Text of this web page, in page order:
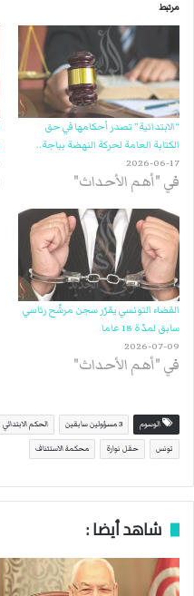
مرتبط
“الابتدائية” تصدر أحكامها في حق
الكتابة العامة لحركة النهضة بباجة..
2026-06-17
في "أهم الأحداث"
القضاء التونسي يقرّر سجن مرشّح رئاسي
سابق لمدّة 18 عاما
2026-07-09
في "أهم الأحداث"
الوسوم 3 مسؤولين سابقين الحكم الابتدائي
تونس حقل نوارة محكمة الاستئناف
شاهد أيضا :